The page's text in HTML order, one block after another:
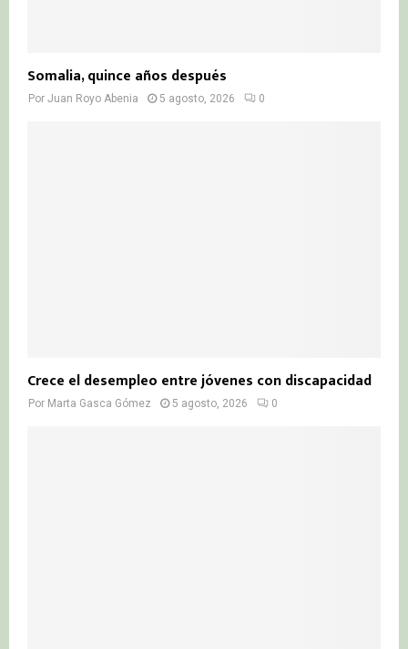
Somalia, quince años después
Por Juan Royo Abenia 5 agosto, 2026 0
Crece el desempleo entre jóvenes con discapacidad
Por Marta Gasca Gómez 5 agosto, 2026 0